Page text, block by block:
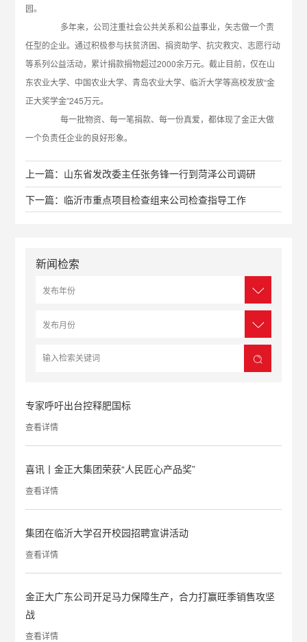
园。
多年来，公司注重社会公共关系和公益事业，矢志做一个责
任型的企业。通过积极参与扶贫济困、捐资助学、抗灾救灾、志愿行动
等系列公益活动，累计捐款捐物超过2000余万元。截止目前，仅在山
东农业大学、中国农业大学、青岛农业大学、临沂大学等高校发放“金
正大奖学金”245万元。
每一批物资、每一笔捐款、每一份真爱，都体现了金正大做
一个负责任企业的良好形象。
上一篇：山东省发改委主任张务锋一行到菏泽公司调研
下一篇：临沂市重点项目检查组来公司检查指导工作
新闻检索
专家呼吁出台控释肥国标
查看详情
喜讯丨金正大集团荣获“人民匠心产品奖”
查看详情
集团在临沂大学召开校园招聘宣讲活动
查看详情
金正大广东公司开足马力保障生产，合力打赢旺季销售攻坚
战
查看详情